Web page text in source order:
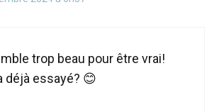
trop beau pour être vrai!
déjà essayé? 😊